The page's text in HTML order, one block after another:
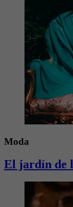
Moda
El jardín de